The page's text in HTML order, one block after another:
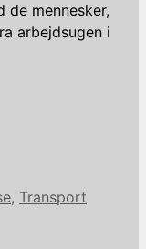
mennesker,
arbejdsugen i
, Transport